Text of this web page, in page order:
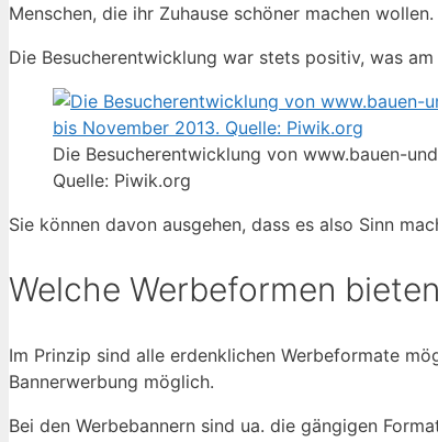
Menschen, die ihr Zuhause schöner machen wollen.
Die Besucherentwicklung war stets positiv, was
Die Besucherentwicklung von www.bauen-
Quelle: Piwik.org
Sie können davon ausgehen, dass es also Sinn
Welche Werbeformen
Im Prinzip sind alle erdenklichen Werbeformate
Bannerwerbung möglich.
Bei den Werbebannern sind ua. die gängigen